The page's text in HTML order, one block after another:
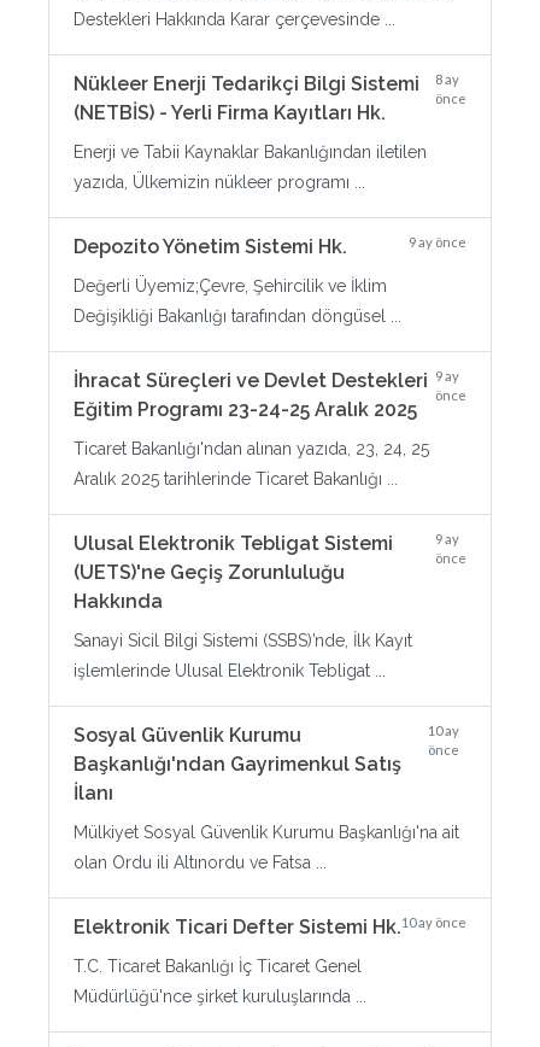
Destekleri Hakkında Karar çerçevesinde ...
Nükleer Enerji Tedarikçi Bilgi Sistemi
(NETBİS) - Yerli Firma Kayıtları Hk.
8 ay
önce
Enerji ve Tabii Kaynaklar Bakanlığından iletilen
yazıda, Ülkemizin nükleer programı ...
Depozito Yönetim Sistemi Hk. 9 ay önce
Değerli Üyemiz;Çevre, Şehircilik ve İklim
Değişikliği Bakanlığı tarafından döngüsel ...
İhracat Süreçleri ve Devlet Destekleri
Eğitim Programı 23-24-25 Aralık 2025
9 ay
önce
Ticaret Bakanlığı'ndan alınan yazıda, 23, 24, 25
Aralık 2025 tarihlerinde Ticaret Bakanlığı ...
Ulusal Elektronik Tebligat Sistemi
(UETS)'ne Geçiş Zorunluluğu
Hakkında
9 ay
önce
Sanayi Sicil Bilgi Sistemi (SSBS)’nde, İlk Kayıt
işlemlerinde Ulusal Elektronik Tebligat ...
Sosyal Güvenlik Kurumu
Başkanlığı'ndan Gayrimenkul Satış
İlanı
10 ay
önce
Mülkiyet Sosyal Güvenlik Kurumu Başkanlığı'na ait
olan Ordu ili Altınordu ve Fatsa ...
Elektronik Ticari Defter Sistemi Hk.10 ay önce
T.C. Ticaret Bakanlığı İç Ticaret Genel
Müdürlüğü'nce şirket kuruluşlarında ...